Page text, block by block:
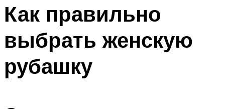
Как правильно
выбрать женскую
рубашку